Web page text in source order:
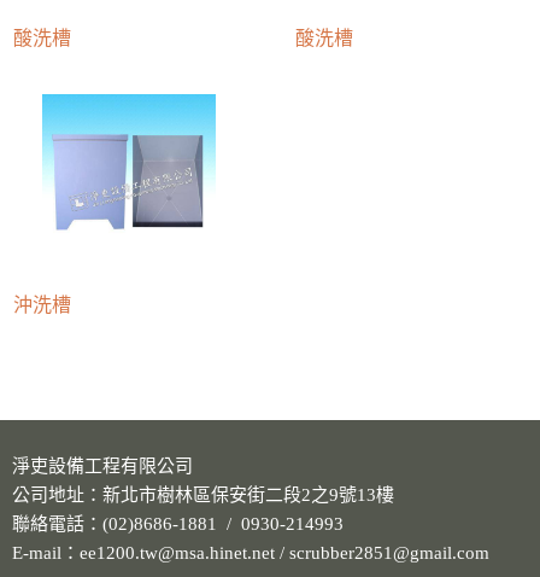
酸洗槽 酸洗槽
沖洗槽
淨吏設備工程有限公司
公司地址：新北市樹林區保安街二段2之9號13樓
聯絡電話：(02)8686-1881 / 0930-214993
E-mail：ee1200.tw@msa.hinet.net / scrubber2851@gmail.com